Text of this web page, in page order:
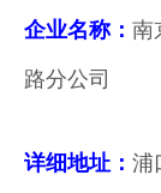
企业名称： 南
路分公司
详细地址： 浦